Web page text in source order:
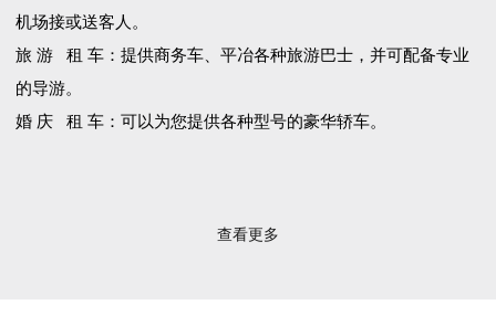
机场接或送客人。
旅 游 租 车：提供商务车、平冶各种旅游巴士，并可配备专业
的导游。
婚 庆 租 车：可以为您提供各种型号的豪华轿车。
查看更多